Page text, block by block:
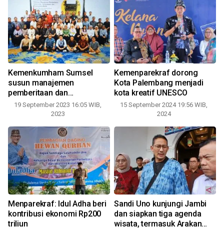
Kemenkumham Sumsel
susun manajemen
pemberitaan dan
komunikasi krisis
19 September 2023 16:05 WIB,
2023
Kemenparekraf dorong
Kota Palembang menjadi
kota kreatif UNESCO
15 September 2024 19:56 WIB,
2024
Menparekraf: Idul Adha beri
kontribusi ekonomi Rp200
triliun
Sandi Uno kunjungi Jambi
dan siapkan tiga agenda
wisata, termasuk Arakan